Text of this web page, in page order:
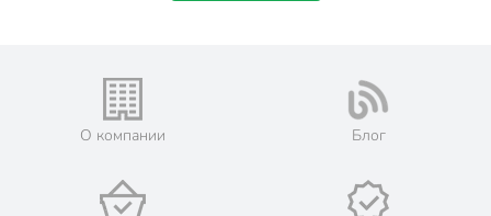
О компании Блог